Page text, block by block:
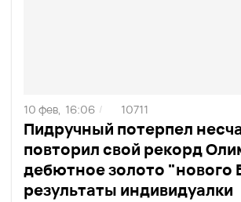
Пидручный потерпел
повторил свой рекорд
дебютное золото "нового
результаты индивидуалки
10 фев, 16:06 / 10711